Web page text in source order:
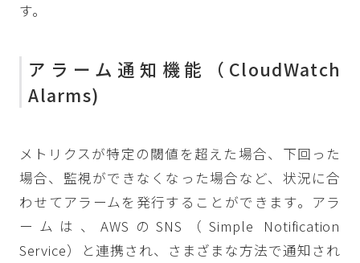
す。
アラーム通知機能（CloudWatch
Alarms)
メトリクスが特定の閾値を超えた場合、下回った
場合、監視ができなくなった場合など、状況に合
わせてアラームを発行することができます。アラ
ームは、AWSのSNS（Simple Notification
Service）と連携され、さまざまな方法で通知され